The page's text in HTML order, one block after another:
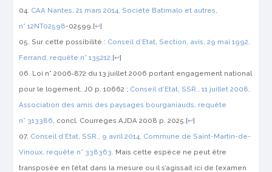
CAA Nantes, 21 mars 2014, Société Batimalo et autres,
n° 12NT02598-02599.[↩]
Sur cette possibilité : Conseil d’Etat, Section, avis, 29 mai 1992,
Ferrand, requête n° 135212.[↩]
Loi n° 2006‑872 du 13 juillet 2006 portant engagement national
pour le logement,JO p. 10662 ; Conseil d’Etat, SSR., 11 juillet 2008,
Association des amis des paysages bourganiauds, requête
n° 313386, concl. CourregesAJDA 2008 p. 2025.[↩]
Conseil d’Etat, SSR., 9 avril 2014, Commune de Saint-Martin-de-
Vinoux, requête n° 338363. Mais cette espèce ne peut être
transposée en l’état dans la mesure ou il s’agissait ici de l’examen